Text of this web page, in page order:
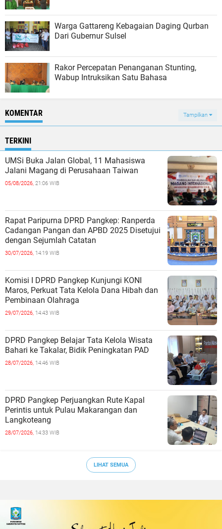
Warga Gattareng Kebagaian Daging Qurban
Dari Gubernur Sulsel
Rakor Percepatan Penanganan Stunting,
Wabup Intruksikan Satu Bahasa
KOMENTAR Tampilkan
TERKINI
UMSi Buka Jalan Global, 11 Mahasiswa
Jalani Magang di Perusahaan Taiwan
05/08/2026, 21:06 WIB
Rapat Paripurna DPRD Pangkep: Ranperda
Cadangan Pangan dan APBD 2025 Disetujui
dengan Sejumlah Catatan
30/07/2026, 14:19 WIB
Komisi I DPRD Pangkep Kunjungi KONI
Maros, Perkuat Tata Kelola Dana Hibah dan
Pembinaan Olahraga
29/07/2026, 14:43 WIB
DPRD Pangkep Belajar Tata Kelola Wisata
Bahari ke Takalar, Bidik Peningkatan PAD
28/07/2026, 14:46 WIB
DPRD Pangkep Perjuangkan Rute Kapal
Perintis untuk Pulau Makarangan dan
Langkoteang
28/07/2026, 14:33 WIB
LIHAT SEMUA